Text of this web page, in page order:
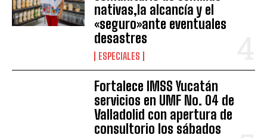
nativas,la alcancía y el
«seguro»ante eventuales
desastres
ESPECIALES
Fortalece IMSS Yucatán
servicios en UMF No. 04 de
Valladolid con apertura de
consultorio los sábados